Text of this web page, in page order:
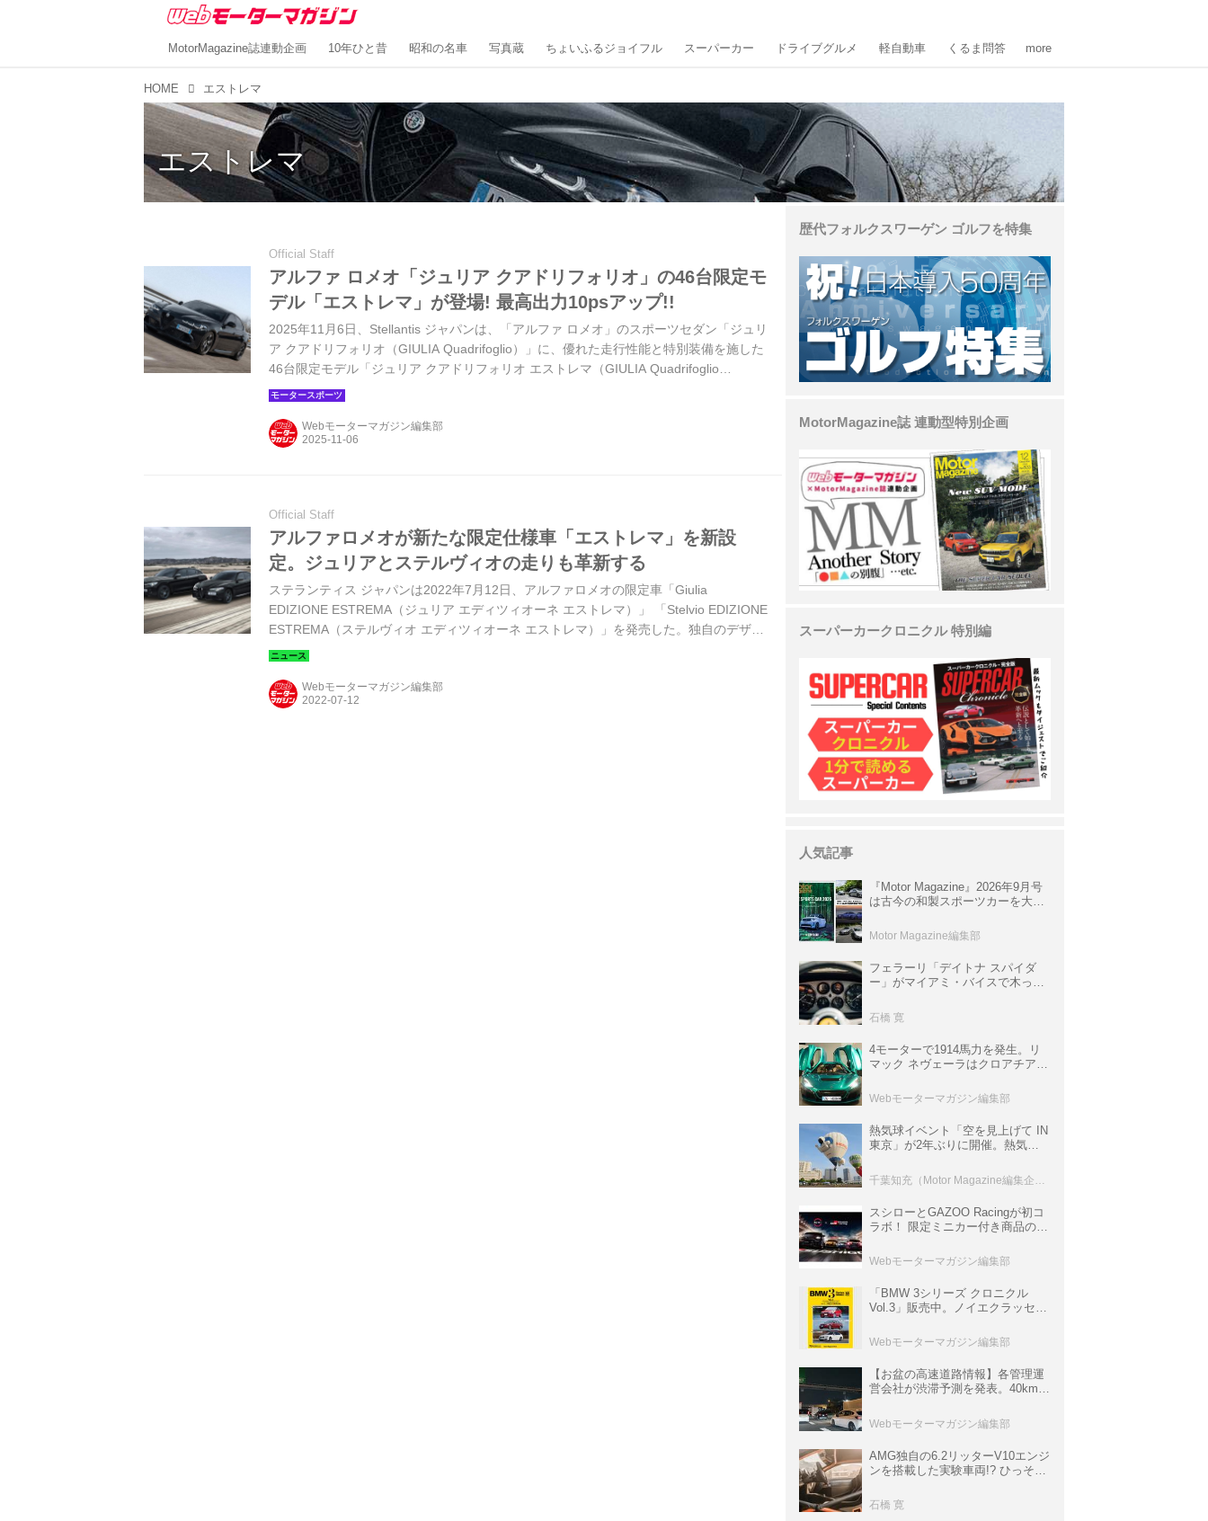
MotorMagazine誌連動企画 10年ひと昔 昭和の名車 写真蔵 ちょいふるジョイフル スーパーカー ドライブグルメ 軽自動車 くるま問答 more
HOME エストレマ
エストレマ
Official Staff
アルファ ロメオ「ジュリア クアドリフォリオ」の46台限定モ
デル「エストレマ」が登場! 最高出力10psアップ!!
2025年11月6日、Stellantis ジャパンは、「アルファ ロメオ」のスポーツセダン「ジュリ
ア クアドリフォリオ（GIULIA Quadrifoglio）」に、優れた走行性能と特別装備を施した
46台限定モデル「ジュリア クアドリフォリオ エストレマ（GIULIA Quadrifoglio
Estrema）」を発表。同日より販売を開始した。 スポーツ心をそそる、ダークカラー バ
を搭載した、アルファ ロメオのスポーツセダン「ジュリア クアドリフォリオ（GIULIA
Quadrifoglio）」に4...
Webモーターマガジン編集部
Official Staff
アルファロメオが新たな限定仕様車「エストレマ」を新設
定。ジュリアとステルヴィオの走りも革新する
ステランティス ジャパンは2022年7月12日、アルファロメオの限定車「Giulia
EDIZIONE ESTREMA（ジュリア エディツィオーネ エストレマ）」 「Stelvio EDIZIONE
ESTREMA（ステルヴィオ エディツィオーネ エストレマ）」を発売した。独自のデザイ
ン性とともにスポーツ性も高めた限定モデルだ。
Webモーターマガジン編集部
歴代フォルクスワーゲン ゴルフを特集
MotorMagazine誌 連動型特別企画
スーパーカークロニクル 特別編
人気記事
『Motor Magazine』2026年9月号
は古今の和製スポーツカーを大特
情報も満載
Motor Magazine編集部
フェラーリ「デイトナ スパイダ
ー」がマイアミ・バイスで木っ端
サ」に化けた理由
石橋 寛
4モーターで1914馬力を発生。リ
マック ネヴェーラはクロアチア発
ロニクル・完全版／115】
Webモーターマガジン編集部
熱気球イベント「空を見上げて IN
東京」が2年ぶりに開催。熱気球
室などのコンテンツも
スシローとGAZOO Racingが初コ
ラボ！ 限定ミニカー付き商品の
ト体験があたる抽選企画などを展
開
Webモーターマガジン編集部
「BMW 3シリーズ クロニクル
Vol.3」販売中。ノイエクラッセか
ムック
Webモーターマガジン編集部
【お盆の高速道路情報】各管理運
営会社が渋滞予測を発表。40km以
数ある
Webモーターマガジン編集部
AMG独自の6.2リッターV10エンジ
ンを搭載した実験車両!? ひっそり
P900 プロトタイプ」とは
石橋 寛